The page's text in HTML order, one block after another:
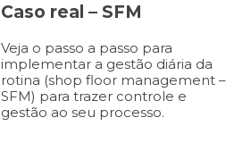
Caso real – SFM
Veja o passo a passo para
implementar a gestão diária da
rotina (shop floor management –
SFM) para trazer controle e
gestão ao seu processo.